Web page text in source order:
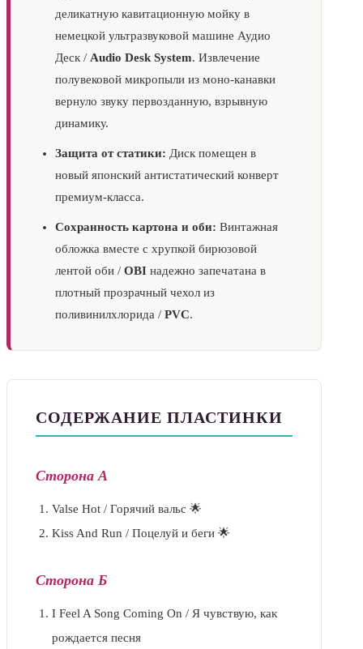
деликатную кавитационную мойку в
немецкой ультразвуковой машине Аудио
Деск / Audio Desk System. Извлечение
полувековой микропыли из моно-канавки
вернуло звуку первозданную, взрывную
динамику.
Защита от статики: Диск помещен в
новый японский антистатический конверт
премиум-класса.
Сохранность картона и оби: Винтажная
обложка вместе с хрупкой бирюзовой
лентой оби / OBI надежно запечатана в
плотный прозрачный чехол из
поливинилхлорида / PVC.
СОДЕРЖАНИЕ ПЛАСТИНКИ
Сторона А
Valse Hot / Горячий вальс 🌟
Kiss And Run / Поцелуй и беги 🌟
Сторона Б
I Feel A Song Coming On / Я чувствую, как
рождается песня